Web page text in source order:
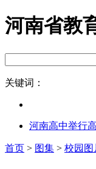
河南省教
关键词：
河南高中举行
首页 > 图集 > 校园图